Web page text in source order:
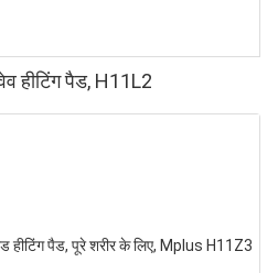
हीटिंग पैड, H11L2